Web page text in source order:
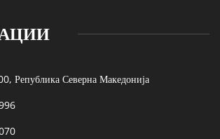
Република Северна Македонија